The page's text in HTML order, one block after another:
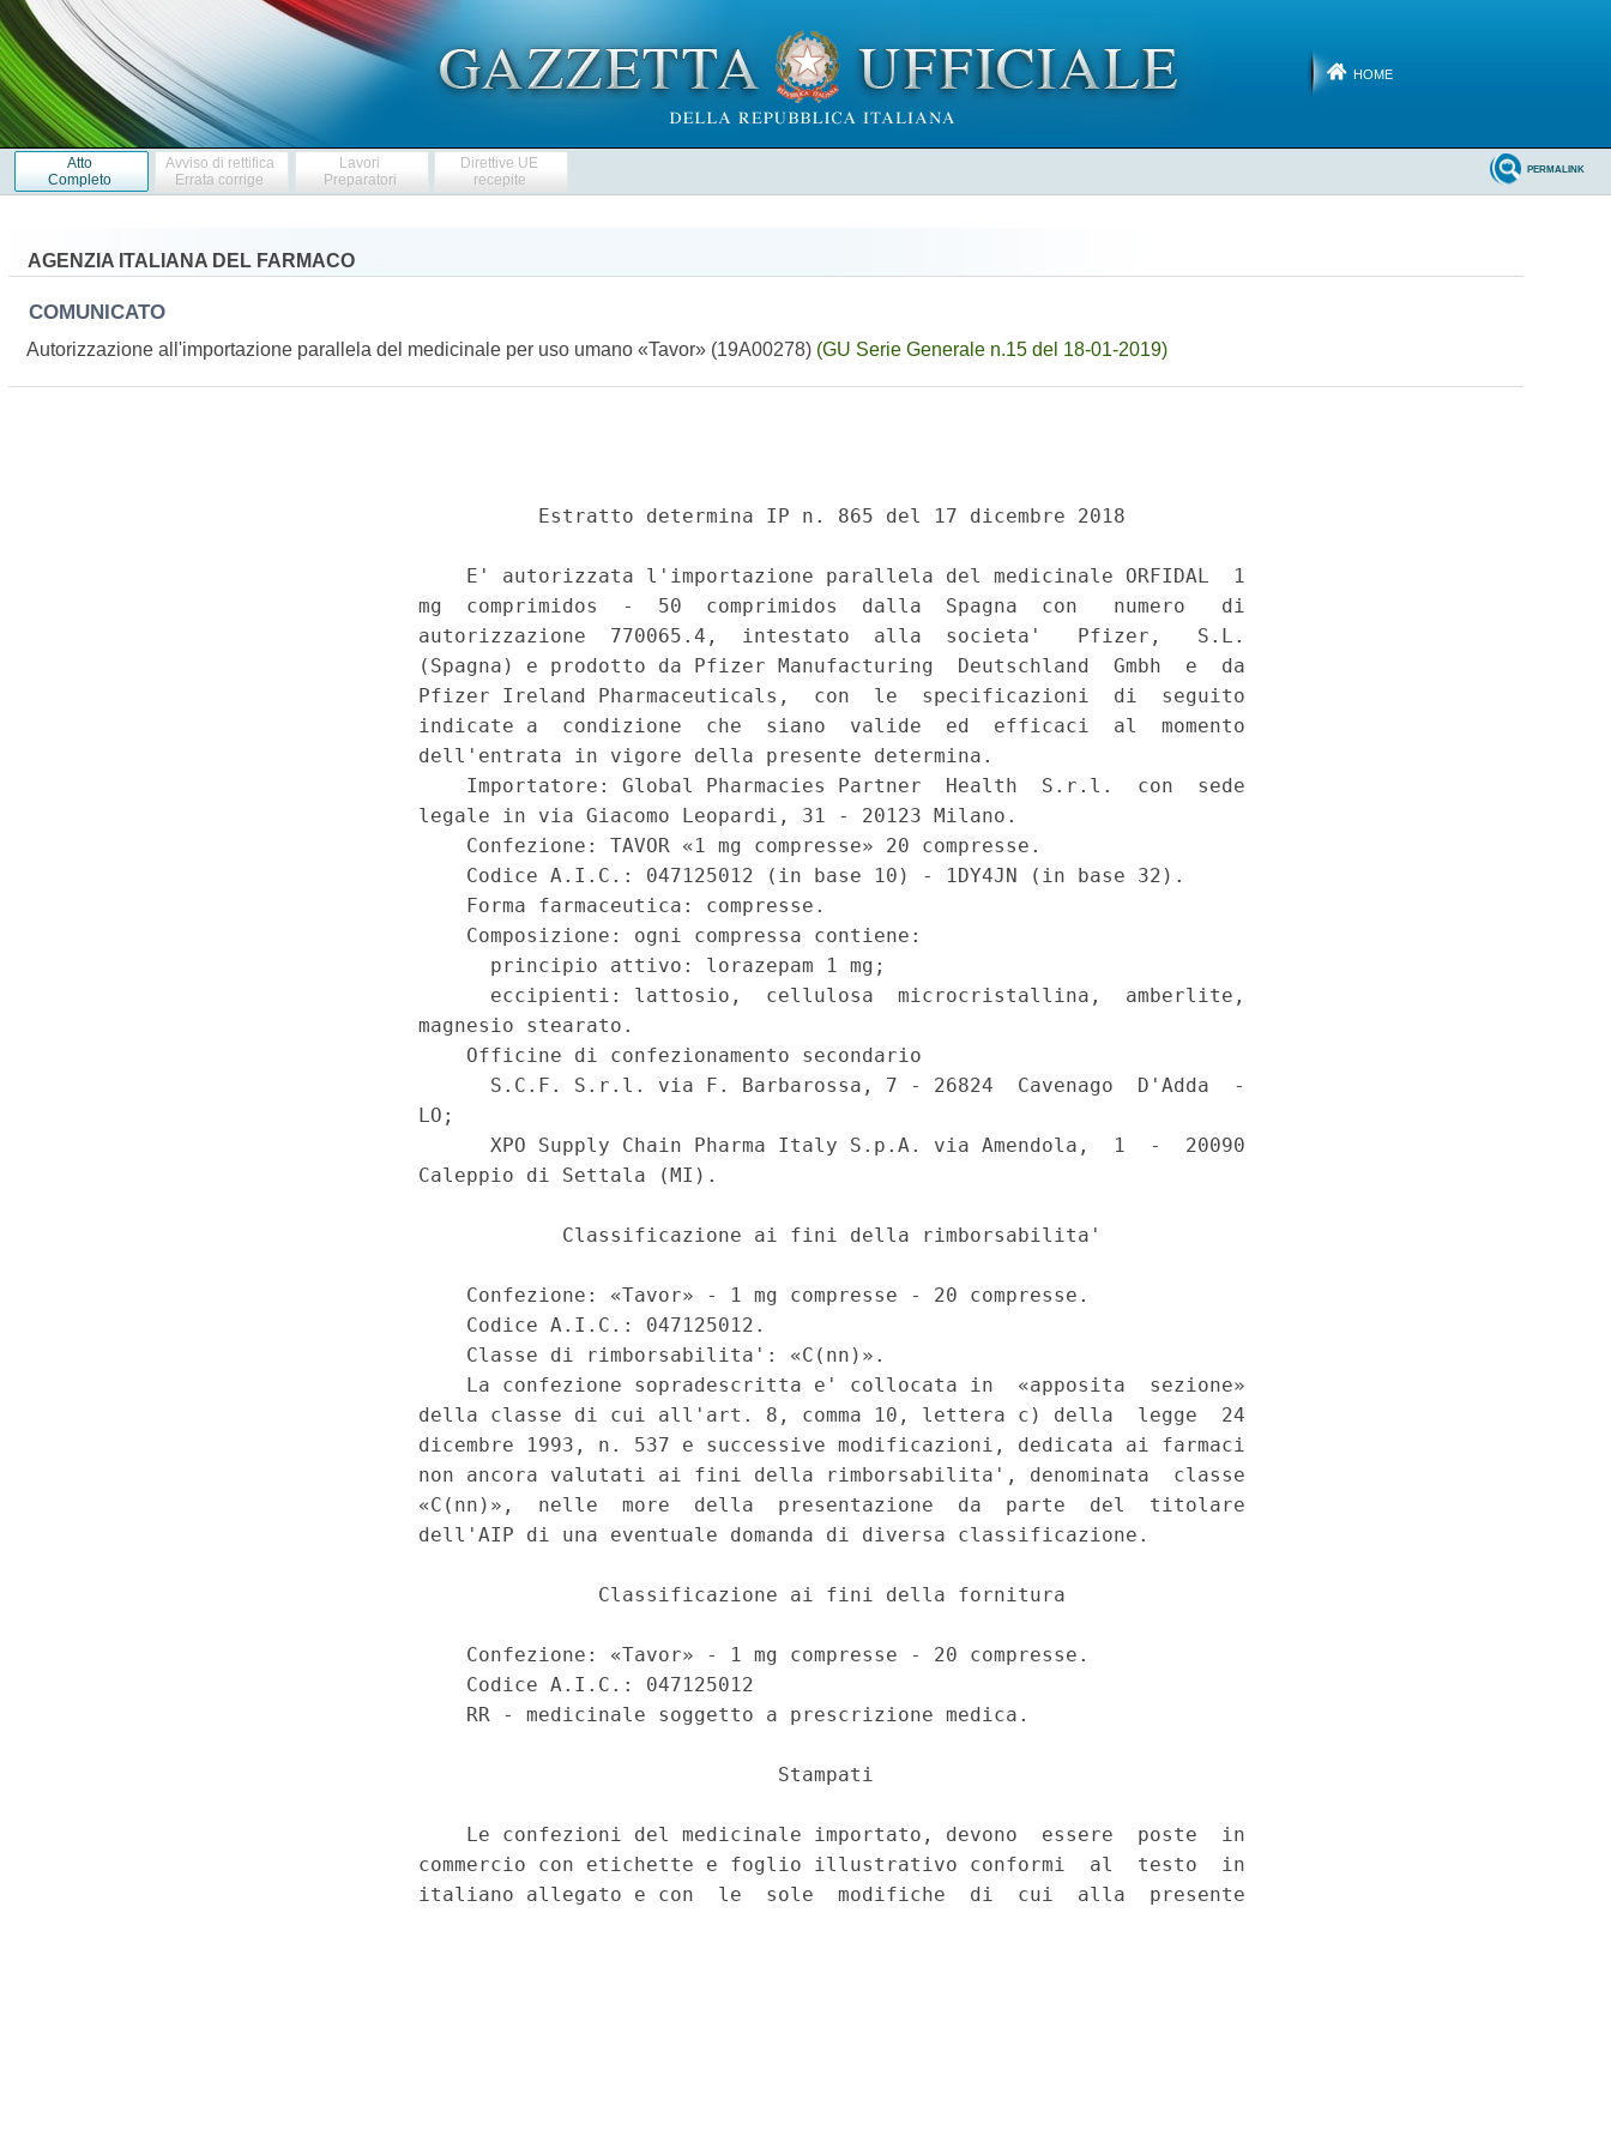
HOME
Atto
Completo
Avviso di rettifica
Errata corrige
Lavori
Preparatori
Direttive UE
recepite
PERMALINK
AGENZIA ITALIANA DEL FARMACO
COMUNICATO
Autorizzazione all'importazione parallela del medicinale per uso umano «Tavor» (19A00278) (GU Serie Generale n.15 del 18-01-2019)